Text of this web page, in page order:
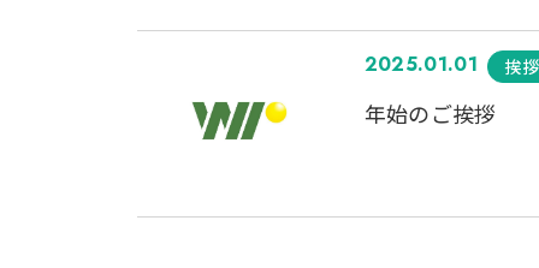
2025.01.01 挨
年始のご挨拶